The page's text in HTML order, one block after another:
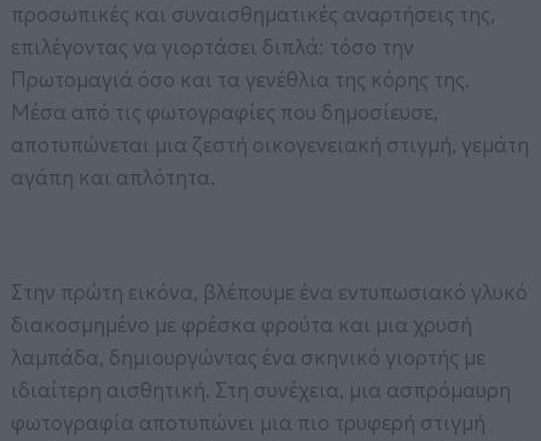
προσωπικές και συναισθηματικές αναρτήσεις της,
επιλέγοντας να γιορτάσει διπλά: τόσο την
Πρωτομαγιά όσο και τα γενέθλια της κόρης της.
Μέσα από τις φωτογραφίες που δημοσίευσε,
αποτυπώνεται μια ζεστή οικογενειακή στιγμή, γεμάτη
αγάπη και απλότητα.
Στην πρώτη εικόνα, βλέπουμε ένα εντυπωσιακό γλυκό
διακοσμημένο με φρέσκα φρούτα και μια χρυσή
λαμπάδα, δημιουργώντας ένα σκηνικό γιορτής με
ιδιαίτερη αισθητική. Στη συνέχεια, μια ασπρόμαυρη
φωτογραφία αποτυπώνει μια πιο τρυφερή στιγμή